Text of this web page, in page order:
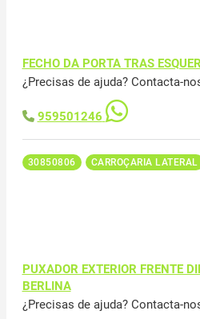
FECHO DA PORTA TRAS
¿Precisas de ajuda? Contacta-
959501246
30850806 CARROÇARIA LATERAL
PUXADOR EXTERIOR FRENTE
BERLINA
¿Precisas de ajuda? Contacta-